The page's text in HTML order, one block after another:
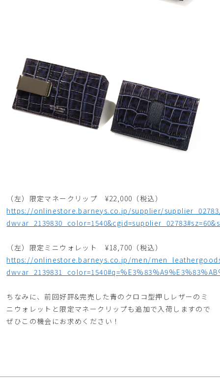
（左）限定マネークリップ ¥22,000（税込）
https://onlinestore.barneys.co.jp/supplier/
（左）限定ミニウォレット ¥18,700（税込）
https://onlinestore.barneys.co.jp/men/
ちなみに、前回好評&完売した青のクロコ型押しレザーのミ
ニウォレットと限定マネークリップも追加で入荷しますので
ぜひこの機会にお求めください！